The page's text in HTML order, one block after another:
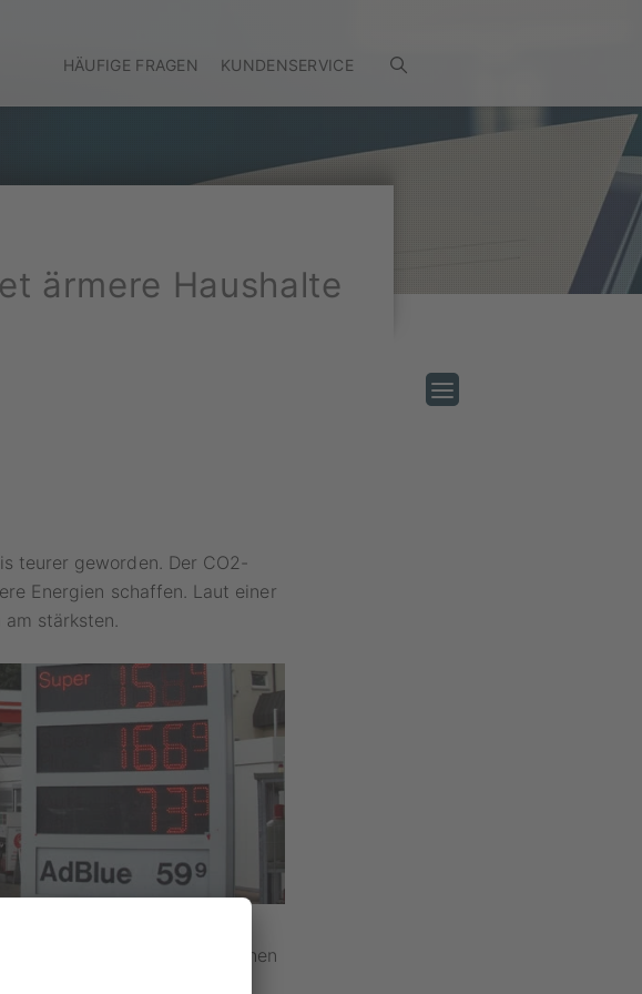
HÄUFIGE FRAGEN KUNDENSERVICE
ärmere Haushalte
teurer geworden. Der CO2-
Energien schaffen. Laut einer
stärksten.
Bundesverbands (vzbv) reichen
nicht aus, um